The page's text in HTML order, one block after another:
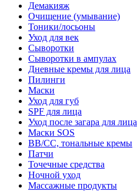
Демакияж
Очищение (умывание)
Тоники/лосьоны
Уход для век
Сыворотки
Сыворотки в ампулах
Дневные кремы для лица
Пилинги
Маски
Уход для губ
SPF для лица
Уход после загара для лица
Маски SOS
BB/CC, тональные кремы
Патчи
Точечные средства
Ночной уход
Массажные продукты